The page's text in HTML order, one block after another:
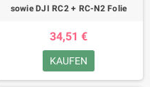
sowie DJI RC2 + RC-N2 Folie
34,51 €
KAUFEN